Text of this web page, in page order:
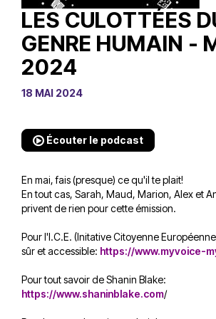
LES CULOTTÉES
GENRE HUMAIN -
2024
18 MAI 2024
Écouter le podcast
En mai, fais (presque) ce qu'il te plait!
En tout cas, Sarah, Maud, Marion, Alex et
privent de rien pour cette émission.
Pour l'I.C.E. (Initative Citoyenne
sûr et accessible: https://www.myvoice-
Pour tout savoir de Shanin Blake:
https://www.shaninblake.com/